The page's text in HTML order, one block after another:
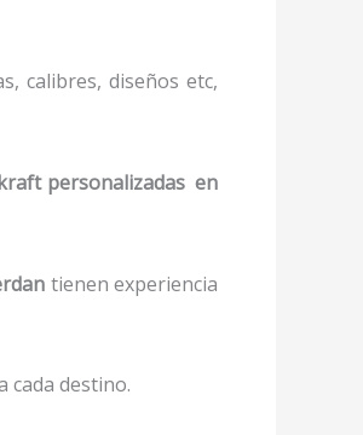
calibres, diseños etc,
personalizadas en
tienen experiencia
cada destino.